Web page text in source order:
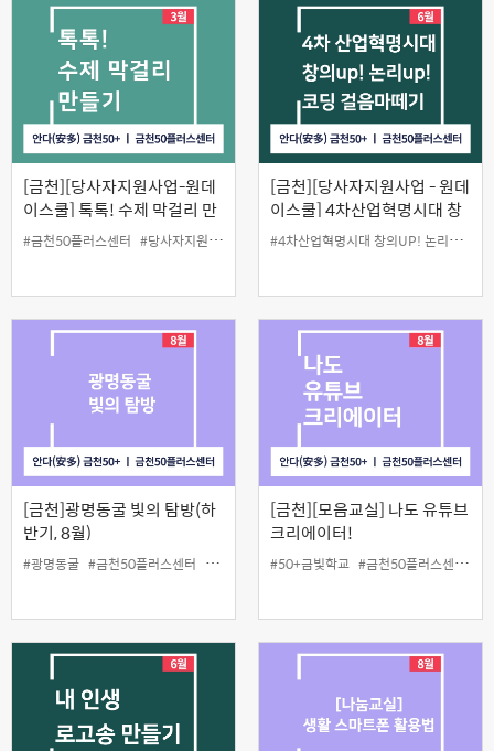
[금천][당사자지원사업-원데
이스쿨] 톡톡! 수제 막걸리 만
들기
#금천50플러스센터 #당사자지원 #막걸리 #원데이스쿨
[금천][당사자지원사업 - 원데
이스쿨] 4차산업혁명시대 창
의UP! 논리UP! 코딩 걸음마
떼기
#
4차산업혁명시대 창의UP! 논리UP! 코딩 걸음마떼기
[금천]광명동굴 빛의 탐방(하
반기, 8월)
#광명동굴 #금천50플러스센터 #당사자지원 #원데이스쿨
[금천][모음교실] 나도 유튜브
크리에이터!
#50+금빛학교 #금천50플러스센터